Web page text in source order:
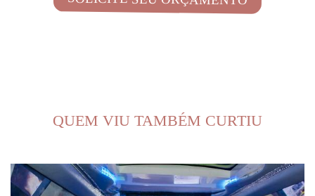
QUEM VIU TAMBÉM CURTIU